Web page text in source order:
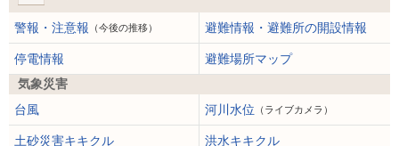
警報・注意報 （今後の推移） 避難情報・避難所の開設情報
停電情報
避難場所マップ
気象災害
台風
河川水位 （ライブカメラ）
土砂災害キキクル
洪水キキクル